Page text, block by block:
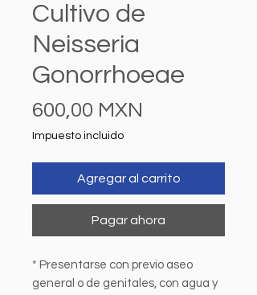
Cultivo de
Neisseria
Gonorrhoeae
600,00 MXN
Impuesto incluido
Agregar al carrito
Pagar ahora
* Presentarse con previo aseo
general o de genitales, con agua y